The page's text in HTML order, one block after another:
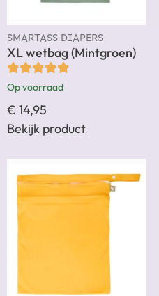
SMARTASS DIAPERS
XL wetbag (Mintgroen)
Op voorraad
€ 14,95
Bekijk product